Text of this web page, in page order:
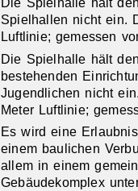
Spielhallen nicht ein.
Luftlinie; gemessen
Die Spielhalle hält
bestehenden
Jugendlichen nicht
Meter Luftlinie;
Es wird eine
einem baulichen
allem in einem
Gebäudekomplex